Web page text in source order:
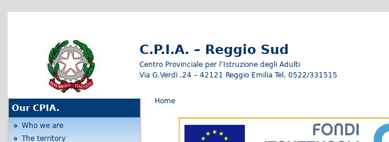
C.P.I.A. – Reggio Sud
Centro Provinciale per l’Istruzione degli Adulti
Via G.Verdi ,24 – 42121 Reggio Emilia Tel. 0522/331515
You are here
Home
Our CPIA.
Who we are
The territory